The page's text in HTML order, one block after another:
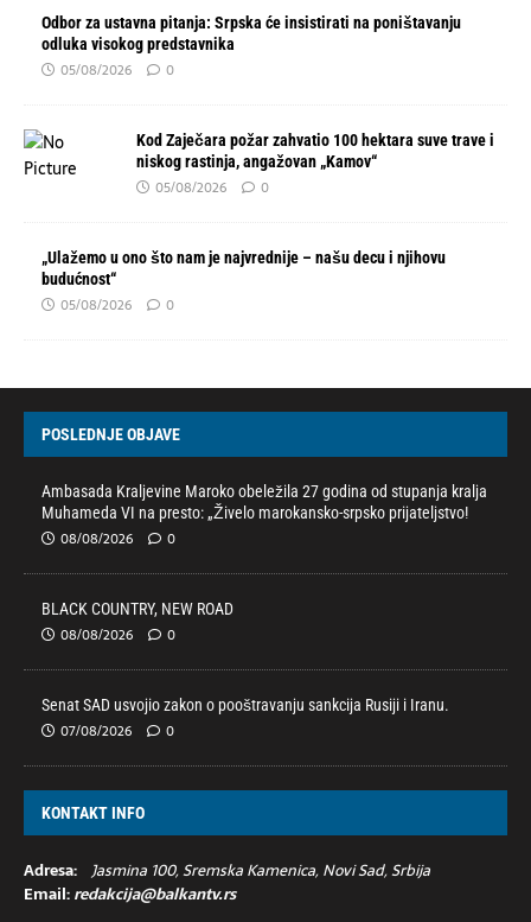
Odbor za ustavna pitanja: Srpska će insistirati na poništavanju
odluka visokog predstavnika
05/08/2026 0
Kod Zaječara požar zahvatio 100 hektara suve trave i
niskog rastinja, angažovan „Kamov“
05/08/2026 0
„Ulažemo u ono što nam je najvrednije – našu decu i njihovu
budućnost“
05/08/2026 0
POSLEDNJE OBJAVE
Ambasada Kraljevine Maroko obeležila 27 godina od stupanja kralja
Muhameda VI na presto: „Živelo marokansko-srpsko prijateljstvo!
08/08/2026 0
BLACK COUNTRY, NEW ROAD
08/08/2026 0
Senat SAD usvojio zakon o pooštravanju sankcija Rusiji i Iranu.
07/08/2026 0
KONTAKT INFO
Adresa: Jasmina 100, Sremska Kamenica, Novi Sad, Srbija
Email:redakcija@balkantv.rs